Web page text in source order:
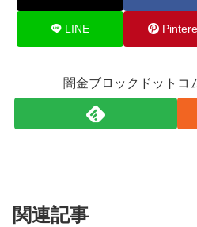
LINE
闇金ブロックドットコ
関連記事